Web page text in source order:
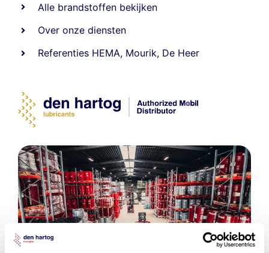
Alle brandstoffen bekijken
Over onze diensten
Referenties HEMA, Mourik, De Heer